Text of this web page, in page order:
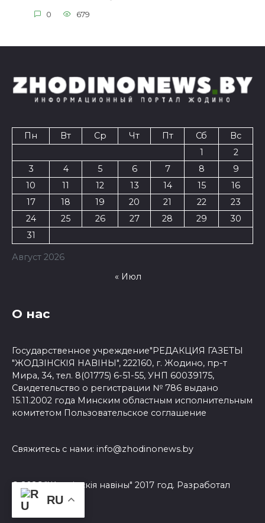
0 679
Август 2026
Пн Вт Ср Чт Пт Сб
Вс
1
2
3
4 5 6 7 8
9
10
11 12 13 14 15
16
17
18 19 20 21 22
23
24
25 26 27 28 29
30
31
« Июл
О нас
Государственное учреждение"РЕДАКЦИЯ ГАЗЕТЫ
"ЖОДЗІНСКІЯ НАВІНЫ", 222160, г. Жодино, пр-т
Мира, 34, тел. 8(01775) 6-51-55, УНП 60039175,
Свидетельство о регистрации № 786 выдано
15.11.2002 года Минским областным исполнительным
комитетом Пользовательское соглашение
Свяжитесь с нами: info@zhodinonews.by
© 2026 "Жодзiнскiя навiны" 2017 год. Разработал
3Dsite.byRU